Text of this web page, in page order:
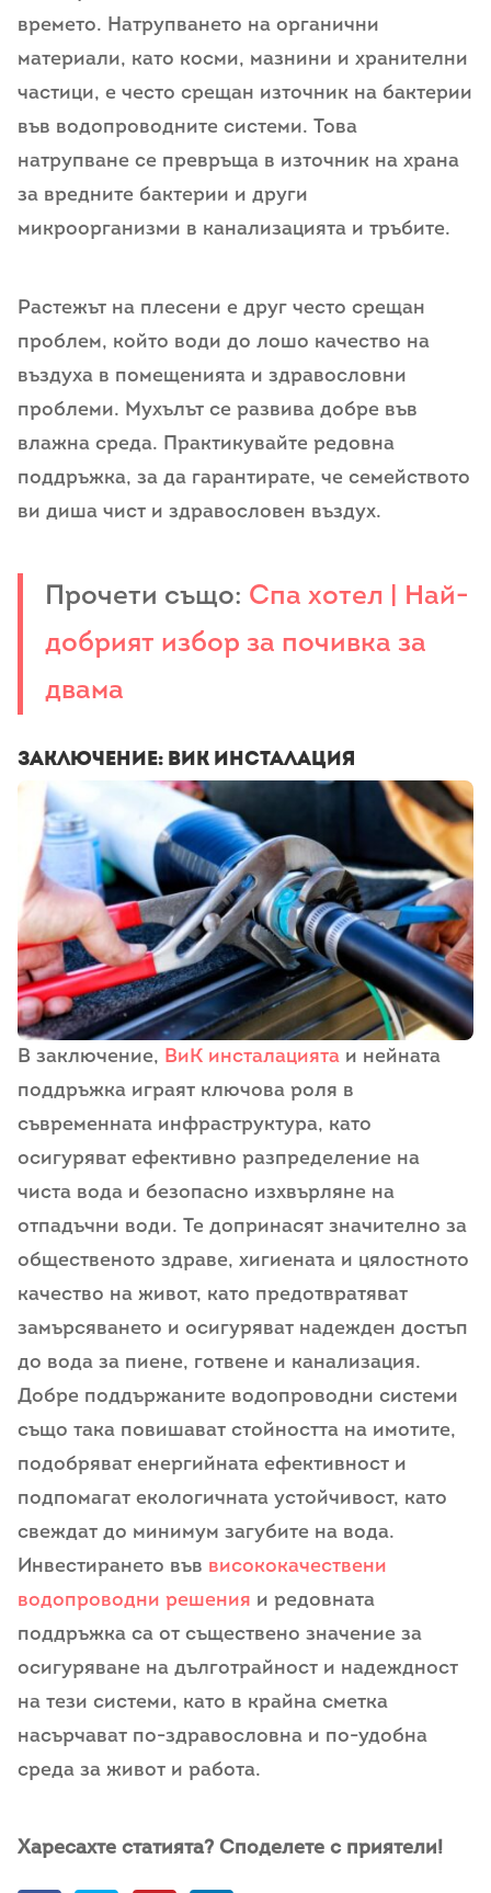
времето. Натрупването на органични
материали, като косми, мазнини и хранителни
частици, е често срещан източник на бактерии
във водопроводните системи. Това
натрупване се превръща в източник на храна
за вредните бактерии и други
микроорганизми в канализацията и тръбите.
Растежът на плесени е друг често срещан
проблем, който води до лошо качество на
въздуха в помещенията и здравословни
проблеми. Мухълът се развива добре във
влажна среда. Практикувайте редовна
поддръжка, за да гарантирате, че семейството
ви диша чист и здравословен въздух.
Прочети също: Спа хотел | Най-
добрият избор за почивка за
двама
Заключение: ВиК инсталация
В заключение, ВиК инсталацията и нейната
поддръжка играят ключова роля в
съвременната инфраструктура, като
осигуряват ефективно разпределение на
чиста вода и безопасно изхвърляне на
отпадъчни води. Те допринасят значително за
общественото здраве, хигиената и цялостното
качество на живот, като предотвратяват
замърсяването и осигуряват надежден достъп
до вода за пиене, готвене и канализация.
Добре поддържаните водопроводни системи
също така повишават стойността на имотите,
подобряват енергийната ефективност и
подпомагат екологичната устойчивост, като
свеждат до минимум загубите на вода.
Инвестирането във висококачествени
водопроводни решения и редовната
поддръжка са от съществено значение за
осигуряване на дълготрайност и надеждност
на тези системи, като в крайна сметка
насърчават по-здравословна и по-удобна
среда за живот и работа.
Харесахте статията? Споделете с приятели!